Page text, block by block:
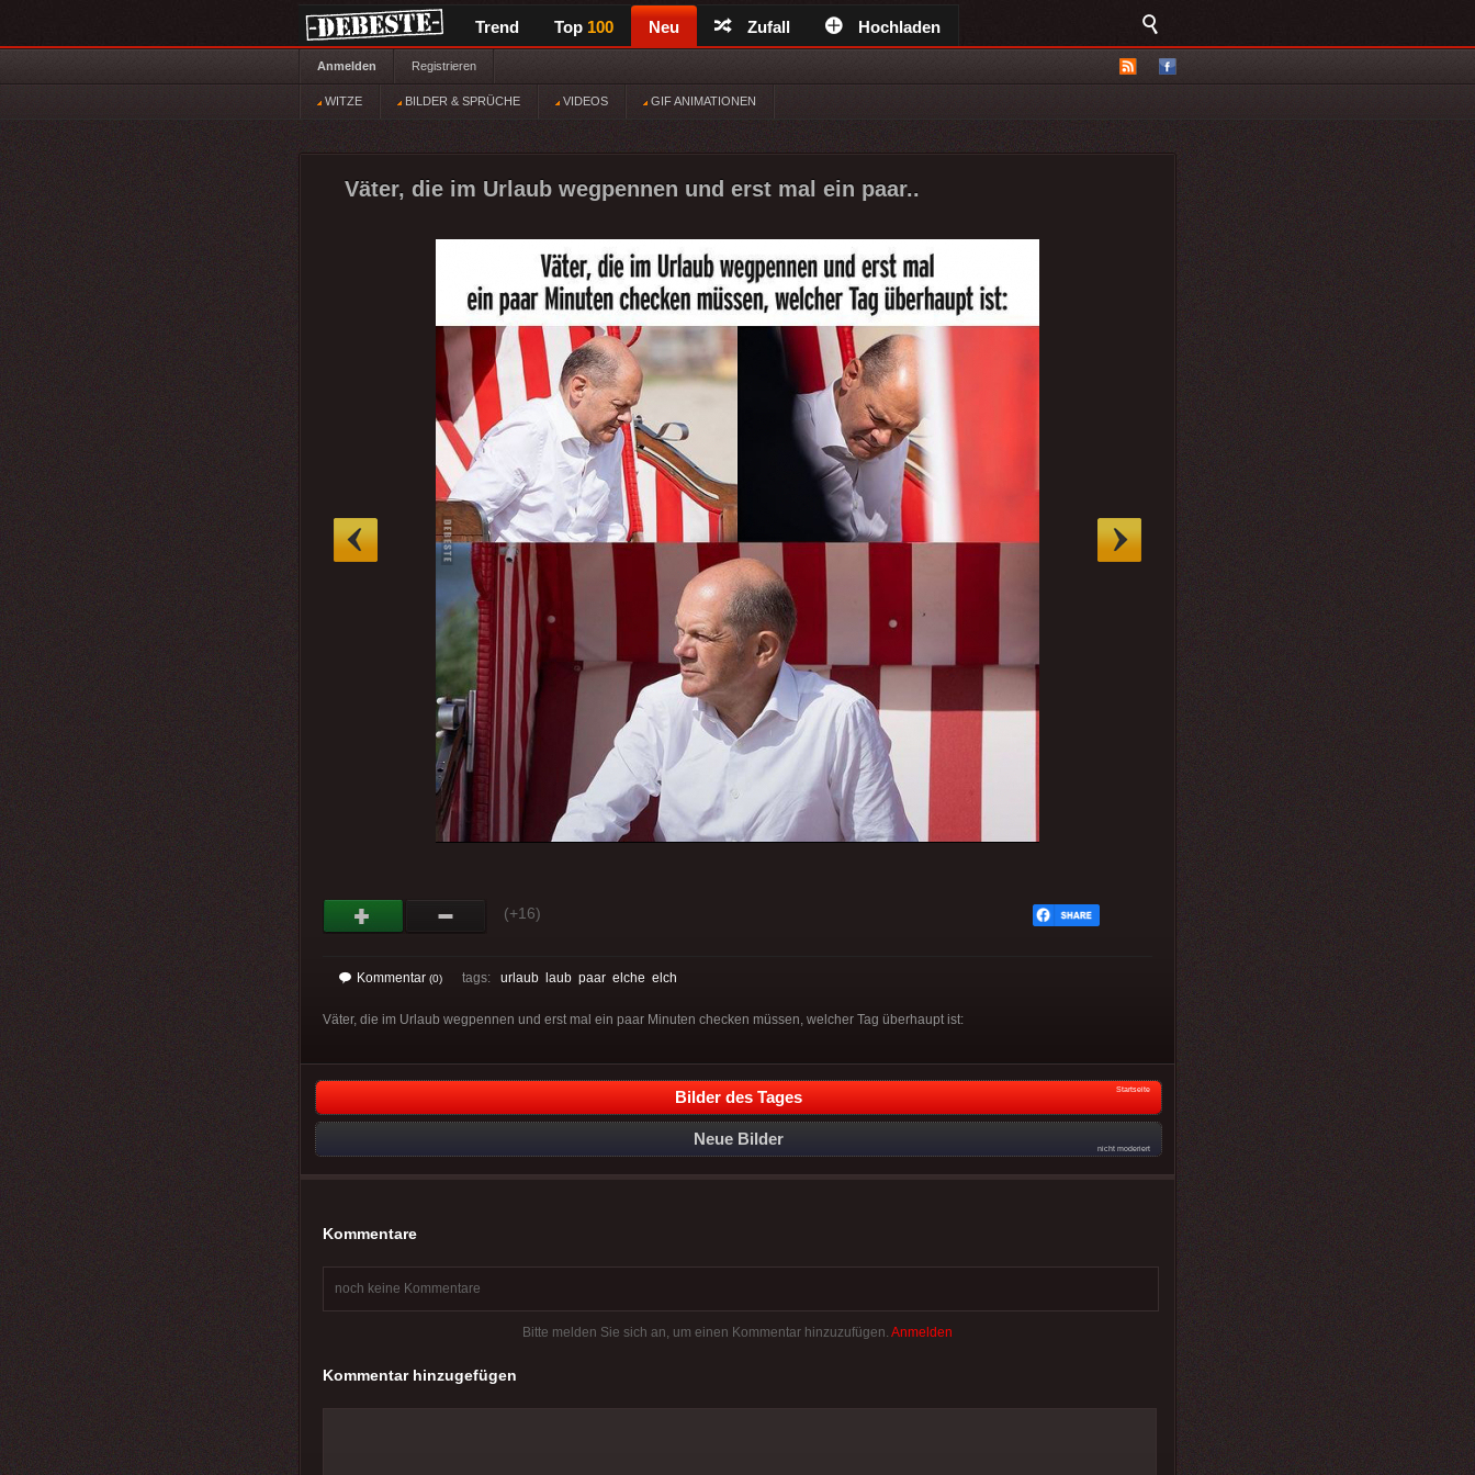
Trend Top 100 Neu Zufall Hochladen
Anmelden Registrieren
WITZE BILDER & SPRÜCHE VIDEOS GIF ANIMATIONEN
Väter, die im Urlaub wegpennen und erst mal ein paar..
(+16)
Kommentar (0) tags: urlaub laub paar elche elch
Väter, die im Urlaub wegpennen und erst mal ein paar Minuten checken müssen, welcher Tag überhaupt ist:
Bilder des Tages Startseite
Neue Bilder
nicht moderiert
Kommentare
noch keine Kommentare
Bitte melden Sie sich an, um einen Kommentar hinzuzufügen. Anmelden
Kommentar hinzugefügen